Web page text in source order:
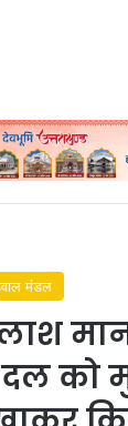
मंडल
दल को